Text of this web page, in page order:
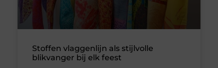
Stoffen vlaggenlijn als stijlvolle
blikvanger bij elk feest